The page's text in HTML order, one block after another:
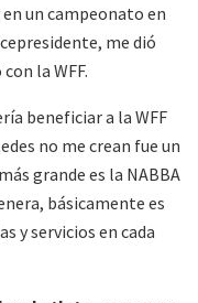
un campeonato en
me dió
la WFF.
beneficiar a la WFF
no me crean fue un
grande es la NABBA
básicamente es
y servicios en cada